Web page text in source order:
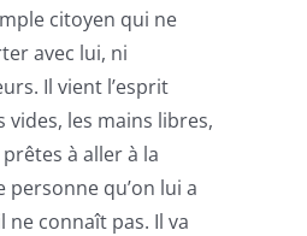
citoyen qui ne
avec lui, ni
Il vient l’esprit
vides, les mains libres,
à aller à la
personne qu’on lui a
ne connaît pas. Il va